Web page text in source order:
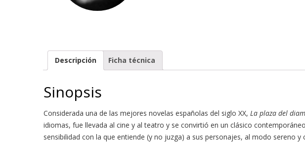
Descripción Ficha técnica
Sinopsis
Considerada una de las mejores novelas españolas del siglo XX, La plaza del
idiomas, fue llevada al cine y al teatro y se convirtió en un clásico
sensibilidad con la que entiende (y no juzga) a sus personajes, al modo sereno